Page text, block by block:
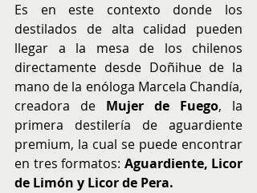
Es en este contexto donde los
destilados de alta calidad pueden
llegar a la mesa de los chilenos
directamente desde Doñihue de la
mano de la enóloga Marcela Chandía,
creadora de Mujer de Fuego, la
primera destilería de aguardiente
premium, la cual se puede encontrar
en tres formatos: Aguardiente, Licor
de Limón y Licor de Pera.